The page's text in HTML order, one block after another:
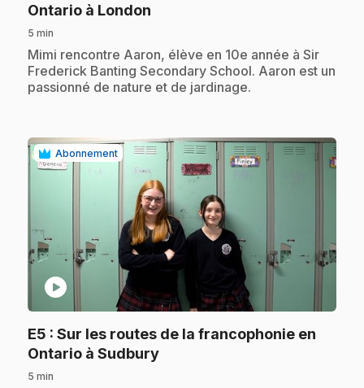
Ontario à London
5 min
.Mimi rencontre Aaron, élève en 10e année à Sir
Frederick Banting Secondary School. Aaron est un
passionné de nature et de jardinage.
Abonnement
play_circle
E5 : Sur les routes de la francophonie en
Ontario à Sudbury.
5 min